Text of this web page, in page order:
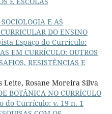
E AS
DO ENSINO
Espaço do Currículo:
EM CURRÍCULO: OUTROS
RESISTÊNCIAS E
Leite, Rosane Moreira Silva
BOTÂNICA NO CURRÍCULO
do Currículo: v. 19 n. 1